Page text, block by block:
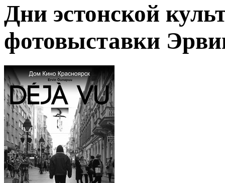
Дни эстонской
фотовыставки